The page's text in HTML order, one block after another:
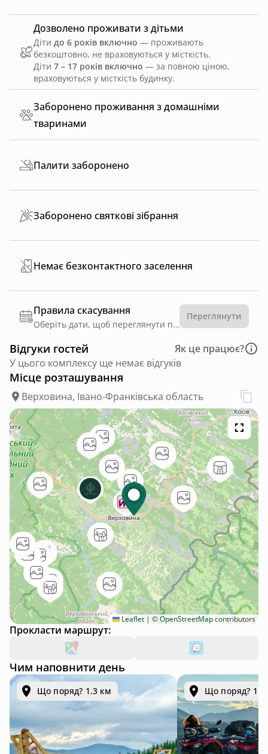
Заборонено проживання з домашніми
тваринами
Дозволено проживати з дітьми
Діти до 6 років включно — проживають
безкоштовно, не враховуються у місткість.
Діти 7 – 17 років включно — за повною ціною,
враховуються у місткість будинку.
Палити заборонено
Заборонено святкові зібрання
Немає безконтактного заселення
Правила скасування
Оберіть дати, щоб переглянути правила
Переглянути
Відгуки гостей
Як це працює?
У цього комплексу ще немає відгуків
Місце розташування
Верховина, Івано-Франківська область
Leaflet | ©OpenStreetMapcontributors
Прокласти маршрут:
Чим наповнити день
Що поряд? 1.3 км Що поряд? 1.3